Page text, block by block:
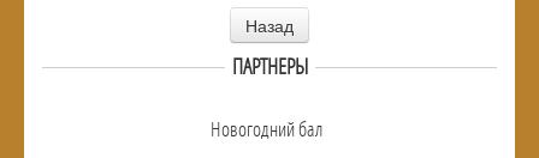
Назад
ПАРТНЕРЫ
Новогодний бал